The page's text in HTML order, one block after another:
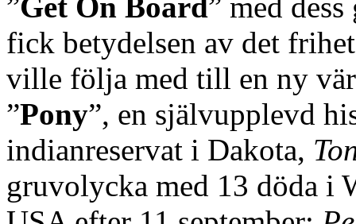
”Get On Board” med
fick betydelsen av det
ville följa med till en ny
”Pony”, en självupplevd
indianreservat i Dakota,
gruvolycka med 13 döda i